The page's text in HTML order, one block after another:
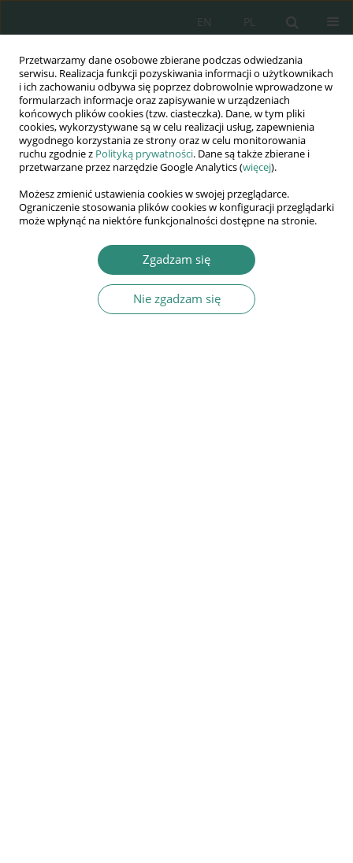
Przetwarzamy dane osobowe zbierane podczas odwiedzania
serwisu. Realizacja funkcji pozyskiwania informacji o użytkownikach
i ich zachowaniu odbywa się poprzez dobrowolnie wprowadzone w
formularzach informacje oraz zapisywanie w urządzeniach
końcowych plików cookies (tzw. ciasteczka). Dane, w tym pliki
cookies, wykorzystywane są w celu realizacji usług, zapewnienia
wygodnego korzystania ze strony oraz w celu monitorowania
ruchu zgodnie z Polityką prywatności. Dane są także zbierane i
przetwarzane przez narzędzie Google Analytics (więcej).
Możesz zmienić ustawienia cookies w swojej przeglądarce.
Ograniczenie stosowania plików cookies w konfiguracji przeglądarki
może wpłynąć na niektóre funkcjonalności dostępne na stronie.
Zgadzam się
Nie zgadzam się
PL
EN
Wydawnictwo
AWSGE
Akademia Nauk Stosowanych
WSGE
im. Alcide De Gasperi
Słowo kluczowecryptocurrency
Oddziaływanie kryptowalut na społeczne i